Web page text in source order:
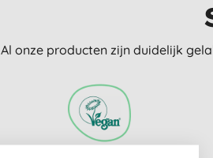
Al onze producten zijn duidelijk